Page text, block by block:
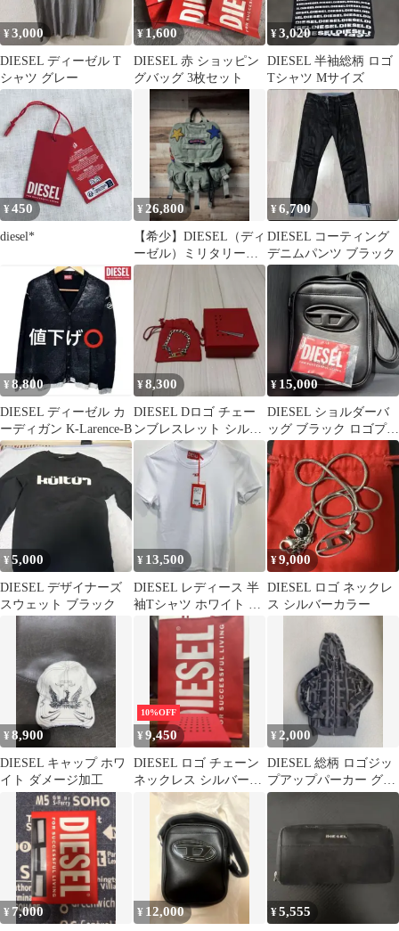
¥3,000
DIESEL ディーゼル T
シャツ グレー
¥1,600
DIESEL 赤 ショッピン
グバッグ 3枚セット
¥3,020
DIESEL 半袖総柄 ロゴ
Tシャツ Mサイズ
¥450
diesel*
¥ 26,800
【希少】DIESEL（ディ
ーゼル）ミリタリーリ
ュック 【定価】37000
¥6,700
DIESEL コーティング
デニムパンツ ブラック
¥ 8,800
DIESEL ディーゼル カ
ーディガン K-Larence-B
¥8,300
DIESEL Dロゴ チェー
ンブレスレット シルバ
ー ゴールド
¥ 15,000
DIESEL ショルダーバ
ッグ ブラック ロゴプレ
ート
¥5,000
DIESEL デザイナーズ
スウェット ブラック
¥ 13,500
DIESEL レディース 半
袖Tシャツ ホワイト M
サイズ
¥9,000
DIESEL ロゴ ネックレ
ス シルバーカラー
¥8,900
DIESEL キャップ ホワ
イト ダメージ加工
10%OFF
¥9,450
DIESEL ロゴ チェーン
ネックレス シルバーカ
ラー
¥2,000
DIESEL 総柄 ロゴジッ
プアップパーカー グレ
ー XS
¥ 7,000 ¥ 12,000 ¥5,555